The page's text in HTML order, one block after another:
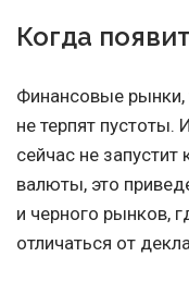
Когда
Финансовые рынки,
не терпят пустоты.
сейчас не
валюты, это
и черного рынков,
отличаться от